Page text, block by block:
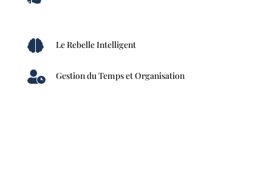
 Le Rebelle Intelligent
 Gestion du Temps et Organisation